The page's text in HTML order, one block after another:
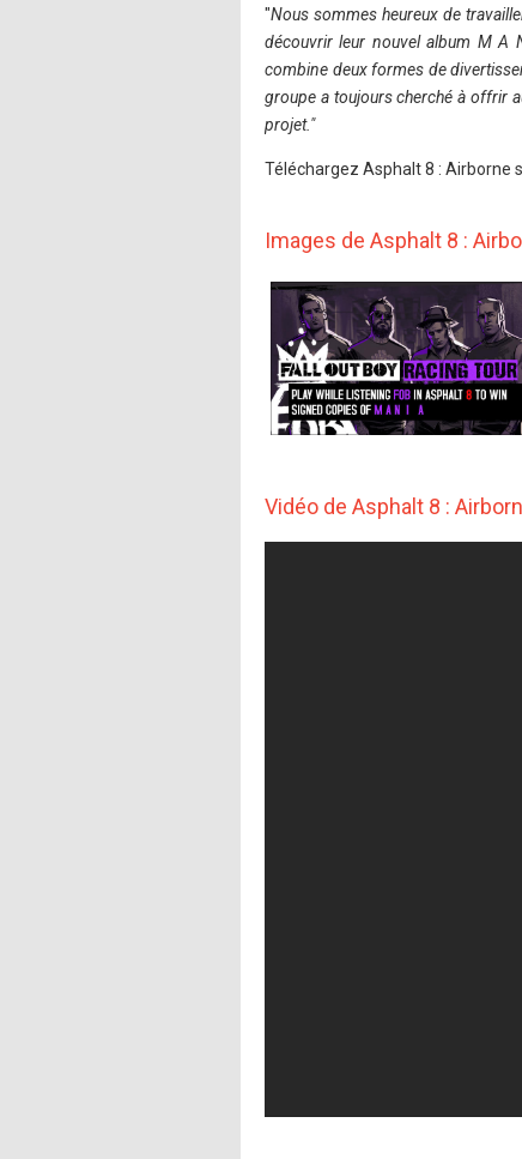
"Nous sommes heureux de
découvrir leur nouvel album M A
combine deux formes de
groupe a toujours cherché à offrir
projet."
Téléchargez Asphalt 8 : Airborne
Images de Asphalt 8 :
Vidéo de Asphalt 8 :